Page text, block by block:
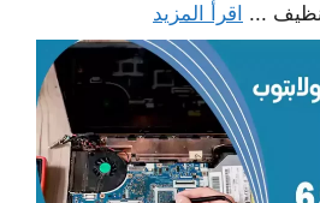
... اقرأ المزيد